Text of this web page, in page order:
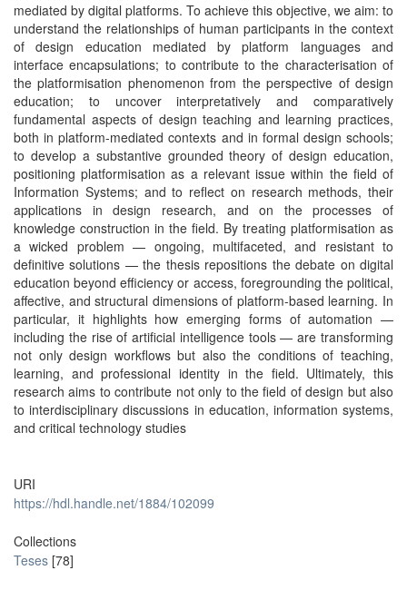
mediated by digital platforms. To achieve this objective, we aim: to
understand the relationships of human participants in the context
of design education mediated by platform languages and
interface encapsulations; to contribute to the characterisation of
the platformisation phenomenon from the perspective of design
education; to uncover interpretatively and comparatively
fundamental aspects of design teaching and learning practices,
both in platform-mediated contexts and in formal design schools;
to develop a substantive grounded theory of design education,
positioning platformisation as a relevant issue within the field of
Information Systems; and to reflect on research methods, their
applications in design research, and on the processes of
knowledge construction in the field. By treating platformisation as
a wicked problem — ongoing, multifaceted, and resistant to
definitive solutions — the thesis repositions the debate on digital
education beyond efficiency or access, foregrounding the political,
affective, and structural dimensions of platform-based learning. In
particular, it highlights how emerging forms of automation —
including the rise of artificial intelligence tools — are transforming
not only design workflows but also the conditions of teaching,
learning, and professional identity in the field. Ultimately, this
research aims to contribute not only to the field of design but also
to interdisciplinary discussions in education, information systems,
and critical technology studies
URI
https://hdl.handle.net/1884/102099
Collections
Teses [78]